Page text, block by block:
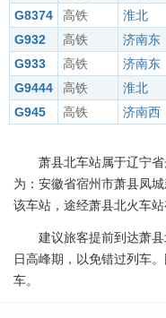
G8374
高铁 淮北
G932
高铁 济南东
G933
高铁 济南东
G9444
高铁 淮北
G945
高铁 济南西
萧县北车站属于辽宁
为：安徽省宿州市萧县凤
该车站，途经萧县北火车站
建议旅客提前到达萧
日高峰期，以免错过列车
车。